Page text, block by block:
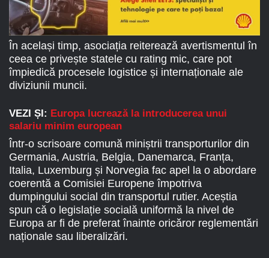
În același timp, asociația reiterează avertismentul în
ceea ce privește statele cu rating mic, care pot
împiedică procesele logistice și internaționale ale
diviziunii muncii.
VEZI ȘI: Europa lucrează la introducerea unui
salariu minim european
Într-o scrisoare comună miniștrii transporturilor din
Germania, Austria, Belgia, Danemarca, Franța,
Italia, Luxemburg și Norvegia fac apel la o abordare
coerentă a Comisiei Europene împotriva
dumpingului social din transportul rutier. Aceștia
spun că o legislație socială uniformă la nivel de
Europa ar fi de preferat înainte oricăror reglementări
naționale sau liberalizări.